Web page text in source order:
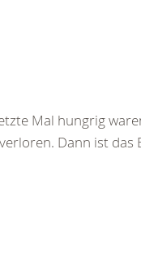
Mal hungrig
Dann ist das